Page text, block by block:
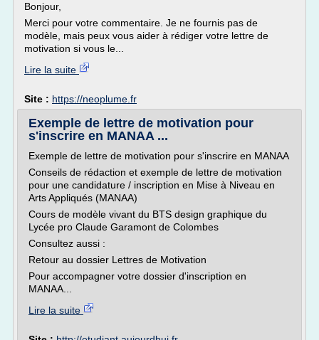
Bonjour,
Merci pour votre commentaire. Je ne fournis pas de
modèle, mais peux vous aider à rédiger votre lettre de
motivation si vous le...
Lire la suite
Site : https://neoplume.fr
Exemple de lettre de motivation pour
s'inscrire en MANAA ...
Exemple de lettre de motivation pour s'inscrire en MANAA
Conseils de rédaction et exemple de lettre de motivation
pour une candidature / inscription en Mise à Niveau en
Arts Appliqués (MANAA)
Cours de modèle vivant du BTS design graphique du
Lycée pro Claude Garamont de Colombes
Consultez aussi :
Retour au dossier Lettres de Motivation
Pour accompagner votre dossier d'inscription en
MANAA...
Lire la suite